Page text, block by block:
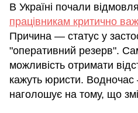
В Україні почали
працівникам критично
Причина — статус у
"оперативний резерв".
можливість отримати
кажуть юристи.
наголошує на тому, що